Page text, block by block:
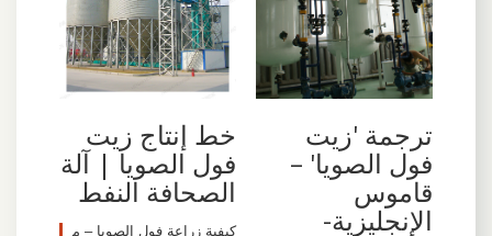
ترجمة 'زيت
فول الصويا' –
قاموس
الإنجليزية-
خط إنتاج زيت
فول الصويا | آلة
الصحافة النفط
كيفية زراعة فول الصويا – م